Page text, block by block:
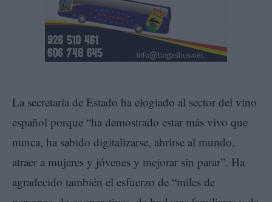
La secretaria de Estado ha elogiado al sector del vino
español porque “ha demostrado estar más vivo que
nunca, ha sabido digitalizarse, abrirse al mundo,
atraer a mujeres y jóvenes y mejorar sin parar”. Ha
agradecido también el esfuerzo de “miles de